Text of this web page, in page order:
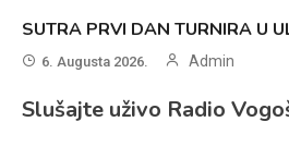
SUTRA PRVI DAN TURNIRA U
6. Augusta 2026. Admin
Slušajte uživo Radio